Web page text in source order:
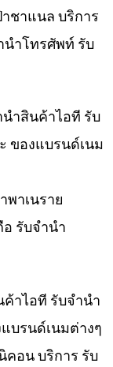
ชาแนล บริการ
นำโทรศัพท์ รับ
ำสินค้าไอที รับ
ของแบรนด์เนม
าเนราย
รับจำนำ
าไอที รับจำนำ
บรนด์เนมต่างๆ
คอน บริการ รับ